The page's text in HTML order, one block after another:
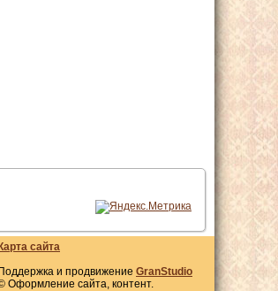
Карта сайта
Поддержка и продвижение GranStudio
Оформление сайта, контент.